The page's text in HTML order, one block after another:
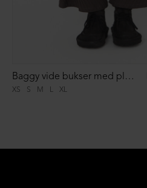
XS S M L XL
Baggy vide bukser med plisse